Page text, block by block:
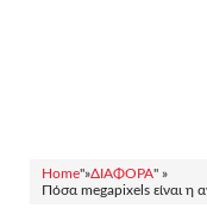
Home"»ΔΙΑΦΟΡΑ" »
Πόσα megapixels είναι η